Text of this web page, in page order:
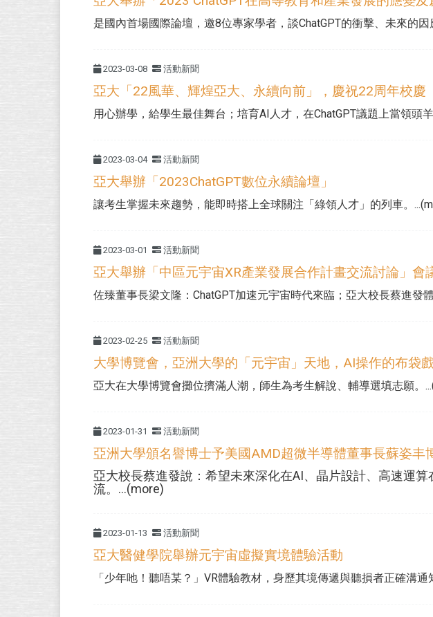
是國內首場國際論壇，邀8位專家學者，談ChatGPT的衝擊、未來的
2023-03-08 活動新聞
亞大「22風華、輝煌亞大、永續向前」，慶祝22周年校慶
用心辦學，給學生最佳舞台；培育AI人才，在ChatGPT議題上當領頭
2023-03-04 活動新聞
亞大舉辦「2023ChatGPT數位永續論壇」
讓考生掌握未來趨勢，能即時搭上全球關注「綠領人才」的列車。
2023-03-01 活動新聞
亞大舉辦「中區元宇宙XR產業發展合作計畫交流討論」會
佐臻董事長梁文隆：ChatGPT加速元宇宙時代來臨；亞大校長蔡進發
2023-02-25 活動新聞
大學博覽會，亞洲大學的「元宇宙」天地，AI操作的布袋
亞大在大學博覽會攤位擠滿人潮，師生為考生解說、輔導選填志願。
2023-01-31 活動新聞
亞洲大學頒名譽博士予美國AMD超微半導體董事長蘇姿丰
亞大校長蔡進發說：希望未來深化在AI、晶片設計、高速運
流。...(more)
2023-01-13 活動新聞
亞大醫健學院舉辦元宇宙虛擬實境體驗活動
「少年吔！聽唔某？」VR體驗教材，身歷其境傳遞與聽損者正確溝通